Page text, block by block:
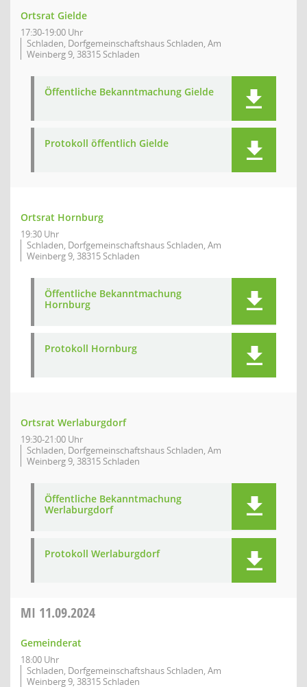
Ortsrat Gielde
17:30-19:00 Uhr
Schladen, Dorfgemeinschaftshaus Schladen, Am
Weinberg 9, 38315 Schladen
Öffentliche Bekanntmachung Gielde
Protokoll öffentlich Gielde
Ortsrat Hornburg
19:30 Uhr
Schladen, Dorfgemeinschaftshaus Schladen, Am
Weinberg 9, 38315 Schladen
Öffentliche Bekanntmachung
Hornburg
Protokoll Hornburg
Ortsrat Werlaburgdorf
19:30-21:00 Uhr
Schladen, Dorfgemeinschaftshaus Schladen, Am
Weinberg 9, 38315 Schladen
Öffentliche Bekanntmachung
Werlaburgdorf
Protokoll Werlaburgdorf
MI 11.09.2024
Gemeinderat
18:00 Uhr
Schladen, Dorfgemeinschaftshaus Schladen, Am
Weinberg 9, 38315 Schladen